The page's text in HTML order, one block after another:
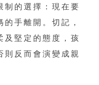
制的選擇：現在要
手離開。切記，
及堅定的態度，孩
則反而會演變成親